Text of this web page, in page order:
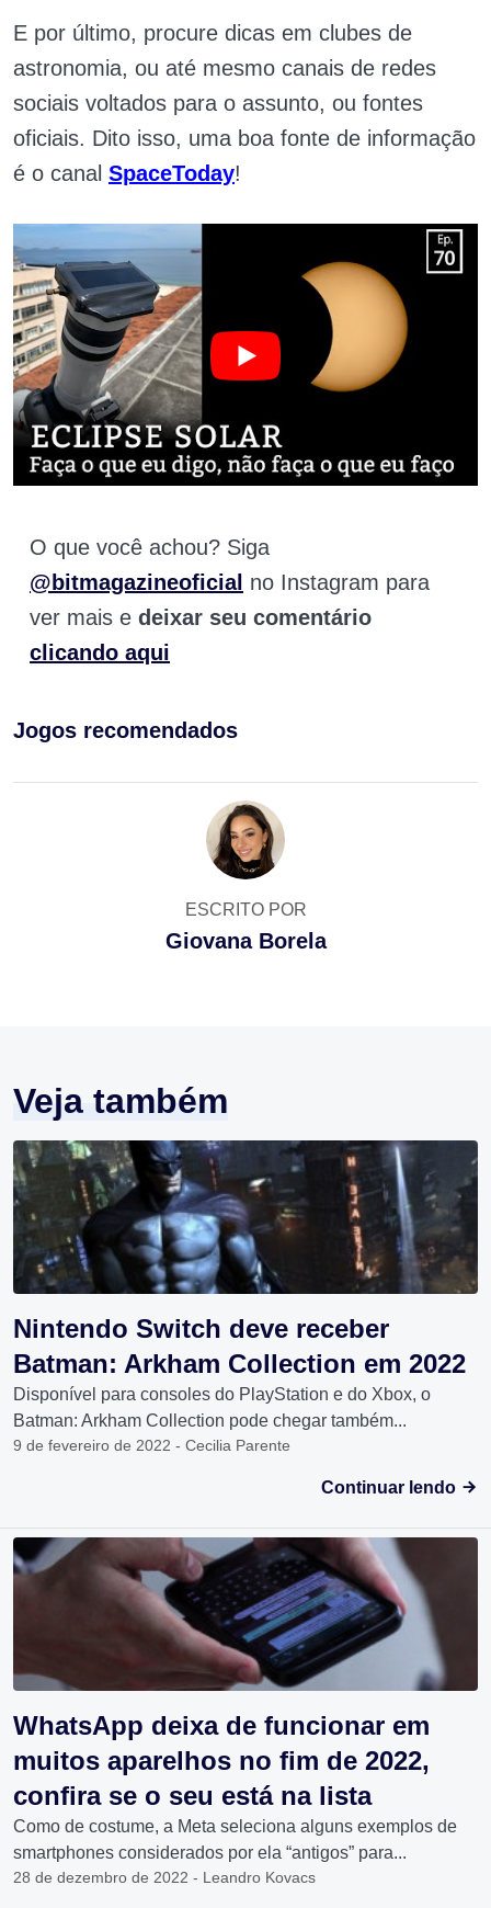
E por último, procure dicas em clubes de
astronomia, ou até mesmo canais de redes
sociais voltados para o assunto, ou fontes
oficiais. Dito isso, uma boa fonte de informação
é o canal SpaceToday!
O que você achou? Siga
@bitmagazineoficial no Instagram para
ver mais e deixar seu comentário
clicando aqui
Jogos recomendados
ESCRITO POR
Giovana Borela
Veja também
Nintendo Switch deve receber
Batman: Arkham Collection em 2022
Disponível para consoles do PlayStation e do Xbox, o
Batman: Arkham Collection pode chegar também...
9 de fevereiro de 2022 - Cecilia Parente
Continuar lendo
WhatsApp deixa de funcionar em
muitos aparelhos no fim de 2022,
confira se o seu está na lista
Como de costume, a Meta seleciona alguns exemplos de
smartphones considerados por ela “antigos” para...
28 de dezembro de 2022 - Leandro Kovacs